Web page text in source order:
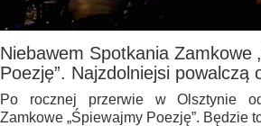
Niebawem Spotkania Zamkowe
Poezję”. Najzdolniejsi powalczą
Po rocznej przerwie w Olsztynie
Zamkowe „Śpiewajmy Poezję”. Będzie